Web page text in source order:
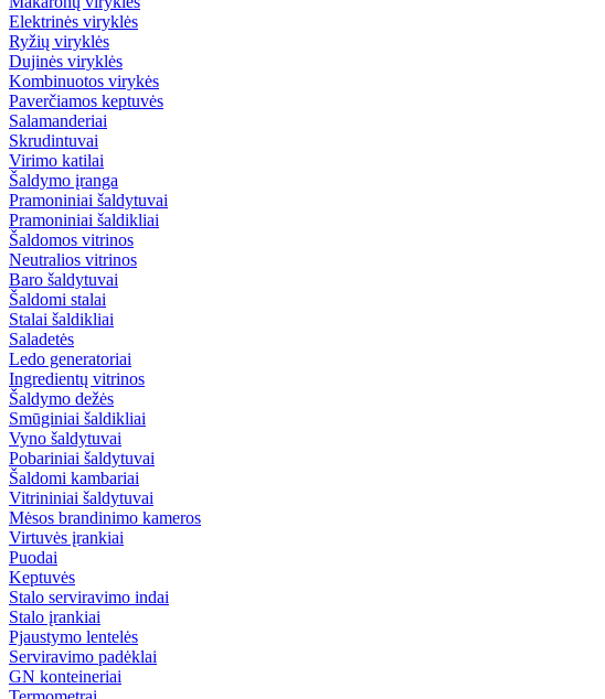
Elektrinės viryklės
Ryžių viryklės
Dujinės viryklės
Kombinuotos virykės
Paverčiamos keptuvės
Salamanderiai
Skrudintuvai
Virimo katilai
Šaldymo įranga
Pramoniniai šaldytuvai
Pramoniniai šaldikliai
Šaldomos vitrinos
Neutralios vitrinos
Baro šaldytuvai
Šaldomi stalai
Stalai šaldikliai
Saladetės
Ledo generatoriai
Ingredientų vitrinos
Šaldymo dežės
Smūginiai šaldikliai
Vyno šaldytuvai
Pobariniai šaldytuvai
Šaldomi kambariai
Vitrininiai šaldytuvai
Mėsos brandinimo kameros
Virtuvės įrankiai
Puodai
Keptuvės
Stalo serviravimo indai
Stalo įrankiai
Pjaustymo lentelės
Serviravimo padėklai
GN konteineriai